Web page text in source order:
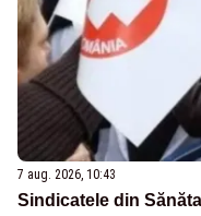
7 aug. 2026, 10:43
Sindicatele din